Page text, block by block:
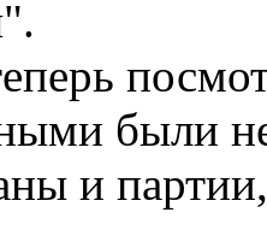
были
и